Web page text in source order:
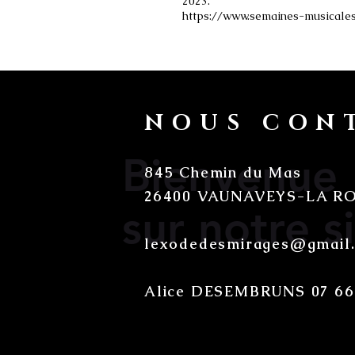
https://www.semaines-
Bienvenue
sur notre
NOUS
845 Chemin du Mas
26400 VAUNAVEYS-LA
Alice DESEMBRUNS 07